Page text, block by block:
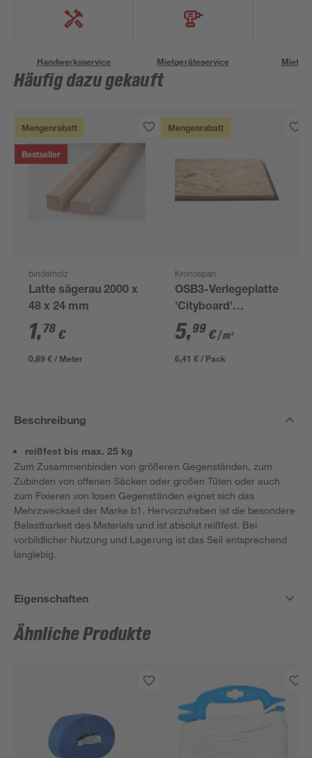
Handwerksservice Mietgeräteservice
Häufig dazu gekauft
Mengenrabatt
Bestseller
binderholz
Latte sägerau 2000 x
48 x 24 mm
1,78 €
0,89 € / Meter
Mengenrabatt
Kronospan
OSB3-Verlegeplatte
'Cityboard'
ungeschliffen 1690 x
634 x 12 mm
5,99 €/ m²
6,41 € / Pack
Beschreibung
reißfest bis max. 25 kg
Zum Zusammenbinden von größeren Gegenständen, zum
Zubinden von offenen Säcken oder großen Tüten oder auch
zum Fixieren von losen Gegenständen eignet sich das
Mehrzweckseil der Marke b1. Hervorzuheben ist die besondere
Belastbarkeit des Materials und ist absolut reißfest. Bei
vorbildlicher Nutzung und Lagerung ist das Seil entsprechend
langlebig.
Eigenschaften
Ähnliche Produkte